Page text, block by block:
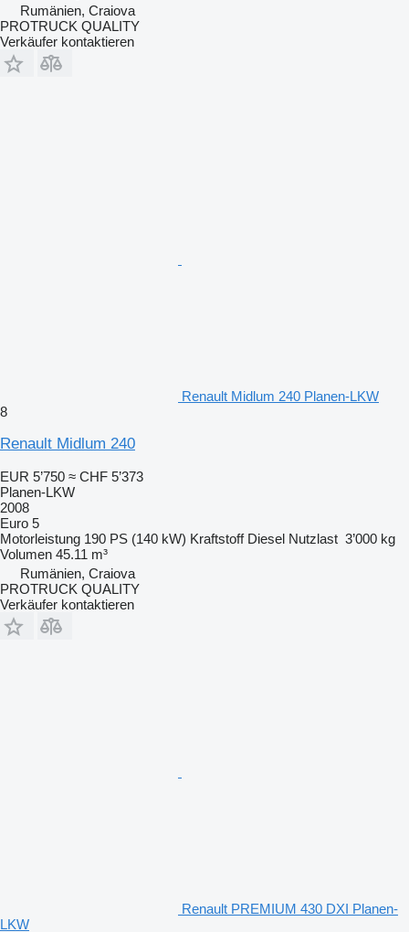
Rumänien, Craiova
PROTRUCK QUALITY
Verkäufer kontaktieren
Renault Midlum 240 Planen-LKW
8
Renault Midlum 240
EUR 5’750 ≈ CHF 5’373
Planen-LKW
2008
Euro 5
Motorleistung 190 PS (140 kW) Kraftstoff Diesel Nutzlast 3’000 kg
Volumen 45.11 m³
Rumänien, Craiova
PROTRUCK QUALITY
Verkäufer kontaktieren
Renault PREMIUM 430 DXI Planen-
LKW